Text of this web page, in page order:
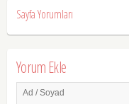
Sayfa Yorumları
Yorum Ekle
Ad / Soyad